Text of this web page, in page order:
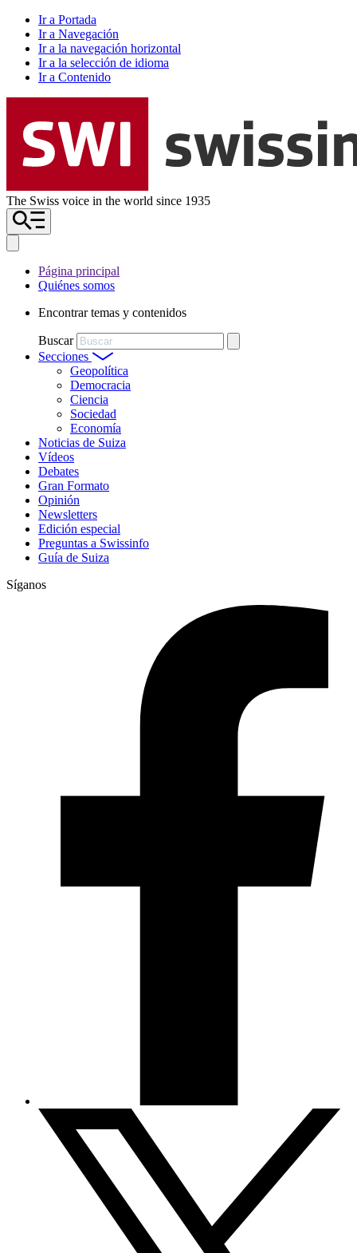
Ir a Portada
Ir a Navegación
Ir a la navegación horizontal
Ir a la selección de idioma
Ir a Contenido
The Swiss voice in the world since 1935
Página principal
Quiénes somos
Encontrar temas y contenidos
Buscar
Secciones
Geopolítica
Democracia
Ciencia
Sociedad
Economía
Noticias de Suiza
Vídeos
Debates
Gran Formato
Opinión
Newsletters
Edición especial
Preguntas a Swissinfo
Guía de Suiza
Síganos